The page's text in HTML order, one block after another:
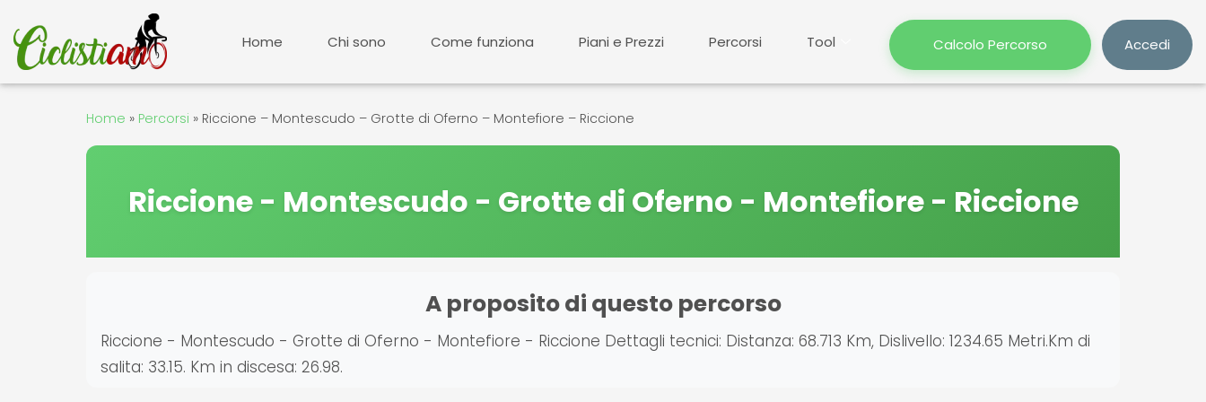
contenuto
Home Chi sono Come funziona Piani e Prezzi Percorsi Tool Calcolo Percorso Accedi
Home » Percorsi » Riccione – Montescudo – Grotte di Oferno – Montefiore – Riccione
Riccione - Montescudo - Grotte di Oferno - Montefiore - Riccione
A proposito di questo percorso
Riccione - Montescudo - Grotte di Oferno - Montefiore - Riccione Dettagli tecnici: Distanza: 68.713 Km, Dislivello: 1234.65 Metri.Km di
salita: 33.15. Km in discesa: 26.98.